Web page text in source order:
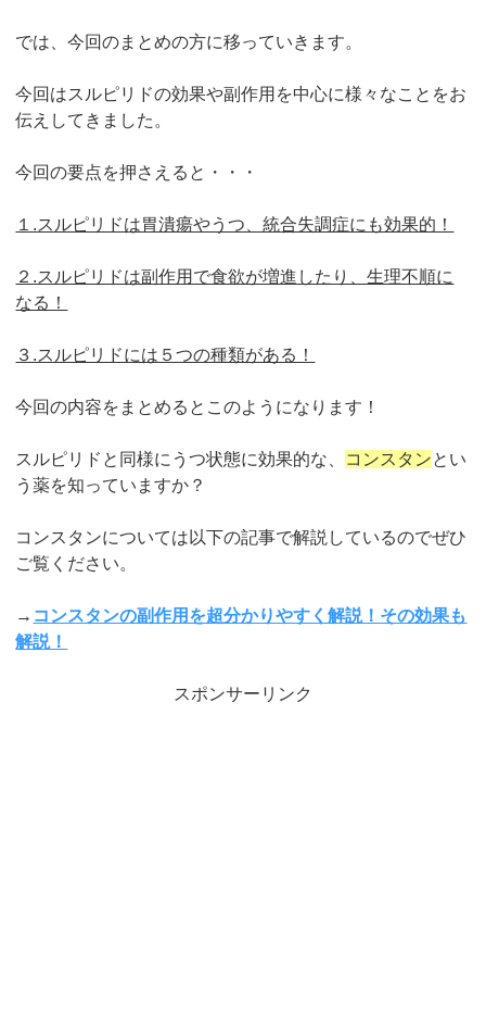
では、今回のまとめの方に移っていきます。
今回はスルピリドの効果や副作用を中心に様々なことをお
伝えしてきました。
今回の要点を押さえると・・・
１.スルピリドは胃潰瘍やうつ、統合失調症にも効果的！
２.スルピリドは副作用で食欲が増進したり、生理不順に
なる！
３.スルピリドには５つの種類がある！
今回の内容をまとめるとこのようになります！
スルピリドと同様にうつ状態に効果的な、 コンスタンとい
う薬を知っていますか？
コンスタンについては以下の記事で解説しているのでぜひ
ご覧ください。
→ コンスタンの副作用を超分かりやすく解説！その効果も
解説！
スポンサーリンク